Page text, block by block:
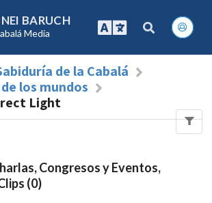
BARUCH
Media
de la Cabalá
los mundos
Light
Congresos y Eventos,
(0)